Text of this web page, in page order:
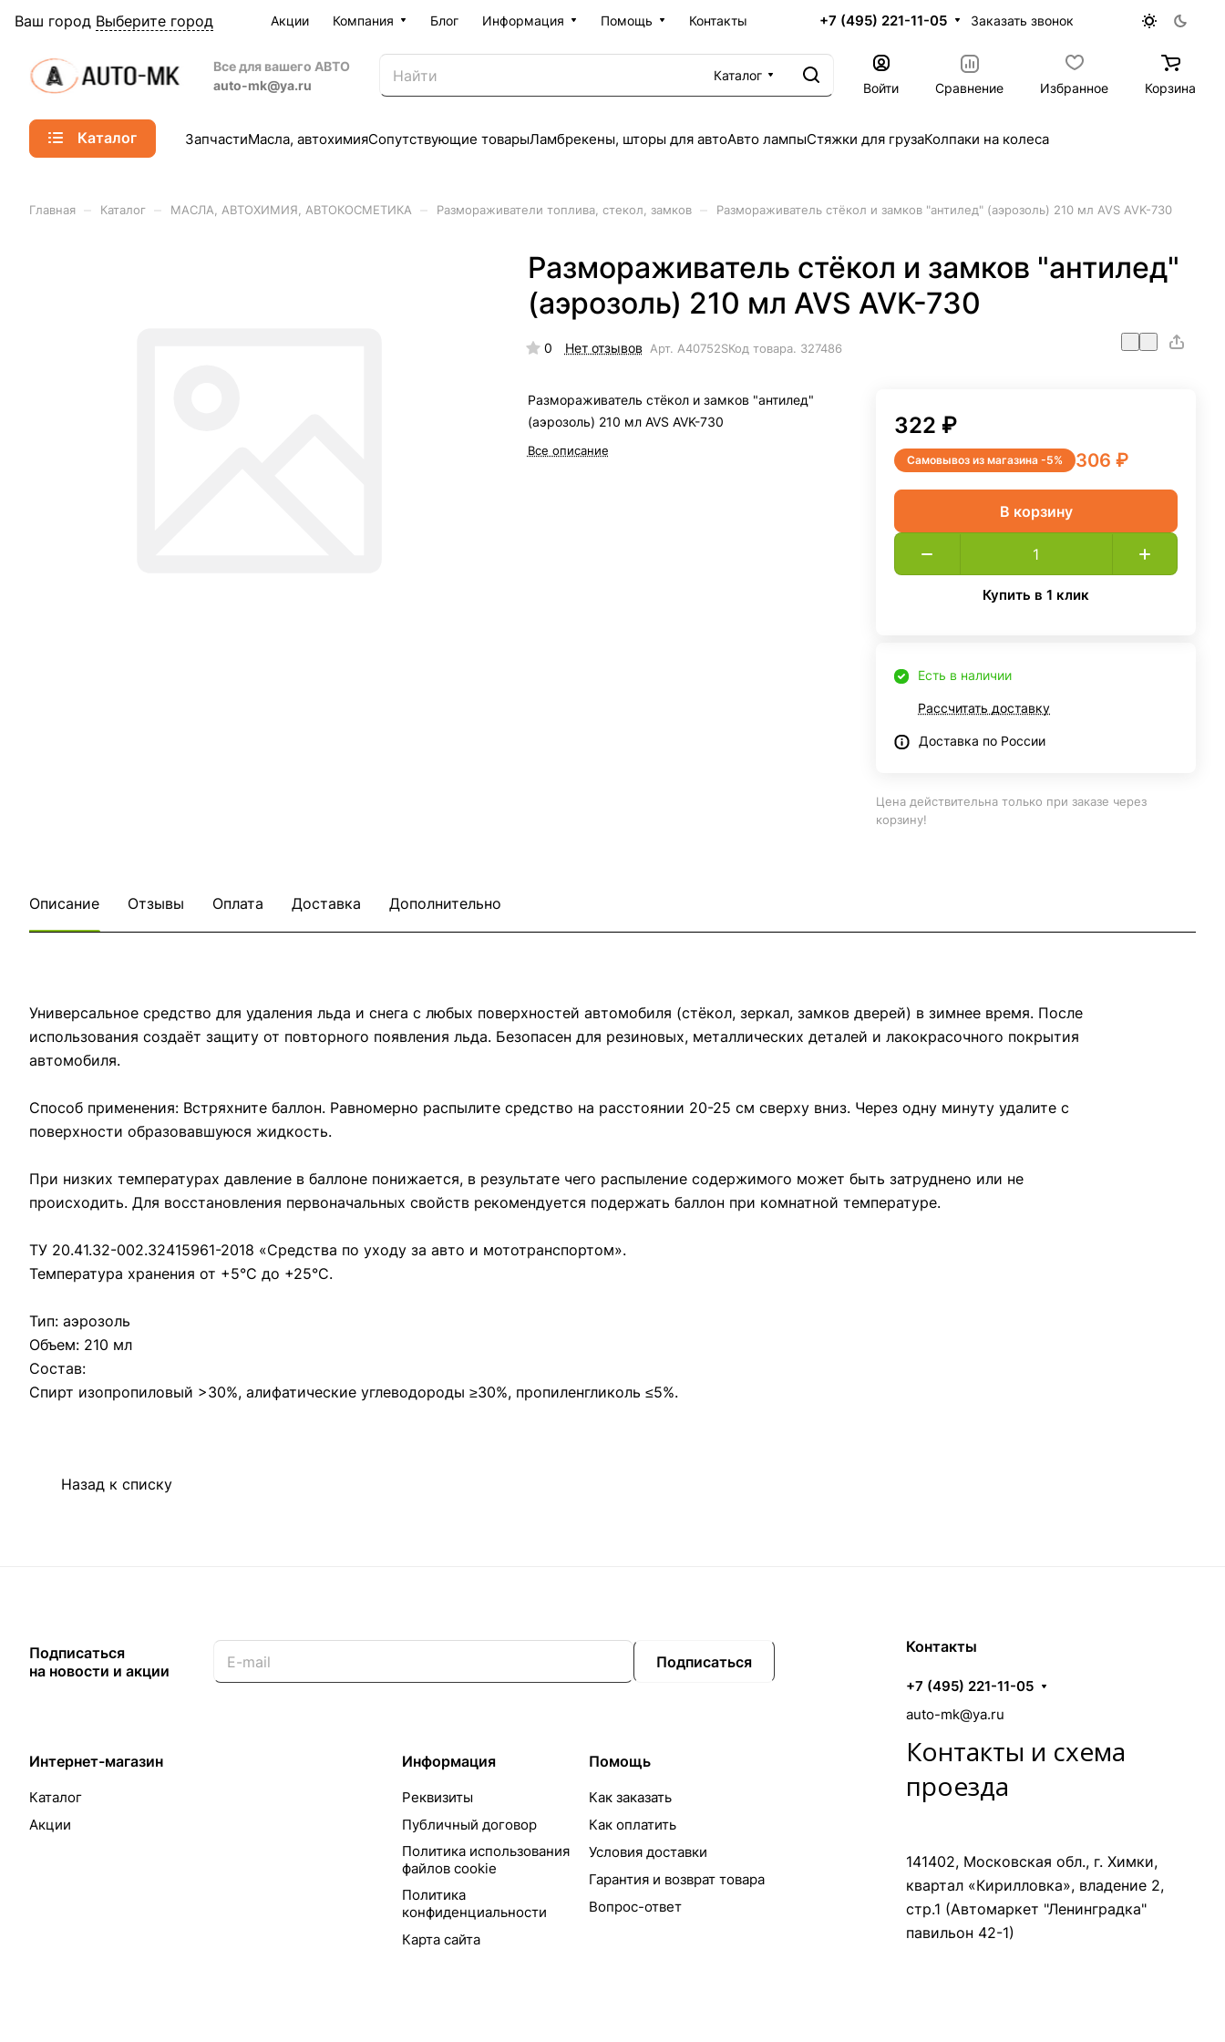
Ваш город Выберите город Акции Компания Блог Информация Помощь Контакты +7 (495) 221-11-05 Заказать звонок
Все для вашего АВТО
auto-mk@ya.ru
Каталог
Войти
Сравнение Избранное Корзина
Каталог ЗапчастиМасла, автохимияСопутствующие товарыЛамбрекены, шторы для автоАвто лампыСтяжки для грузаКолпаки на колеса
Главная Каталог МАСЛА, АВТОХИМИЯ, АВТОКОСМЕТИКА Размораживатели топлива, стекол, замков Размораживатель стёкол и замков "антилед" (аэрозоль) 210 мл AVS AVK-730
Размораживатель стёкол и замков "антилед"
(аэрозоль) 210 мл AVS AVK-730
0 Нет отзывов Арт. A40752SКод товара. 327486
Размораживатель стёкол и замков "антилед"
(аэрозоль) 210 мл AVS AVK-730
Все описание
322 ₽
Самовывоз из магазина -5% 306 ₽
В корзину
Купить в 1 клик
Есть в наличии
Рассчитать доставку
Доставка по России
Цена действительна только при заказе через
корзину!
Описание Отзывы Оплата Доставка Дополнительно
Универсальное средство для удаления льда и снега с любых поверхностей автомобиля (стёкол, зеркал, замков дверей) в зимнее время. После
использования создаёт защиту от повторного появления льда. Безопасен для резиновых, металлических деталей и лакокрасочного покрытия
автомобиля.
Способ применения: Встряхните баллон. Равномерно распылите средство на расстоянии 20-25 см сверху вниз. Через одну минуту удалите с
поверхности образовавшуюся жидкость.
При низких температурах давление в баллоне понижается, в результате чего распыление содержимого может быть затруднено или не
происходить. Для восстановления первоначальных свойств рекомендуется подержать баллон при комнатной температуре.
ТУ 20.41.32-002.32415961-2018 «Средства по уходу за авто и мототранспортом».
Температура хранения от +5°C до +25°С.
Тип: аэрозоль
Объем: 210 мл
Состав:
Спирт изопропиловый >30%, алифатические углеводороды ≥30%, пропиленгликоль ≤5%.
Назад к списку
Подписаться
на новости и акции
Подписаться
Интернет-магазин
Каталог
Акции
Информация
Реквизиты
Публичный договор
Политика использования
файлов cookie
Политика
конфиденциальности
Карта сайта
Помощь
Как заказать
Как оплатить
Условия доставки
Гарантия и возврат товара
Вопрос-ответ
Контакты
+7 (495) 221-11-05
auto-mk@ya.ru
Контакты и схема
проезда
141402, Московская обл., г. Химки,
квартал «Кирилловка», владение 2,
стр.1 (Автомаркет "Ленинградка"
павильон 42-1)